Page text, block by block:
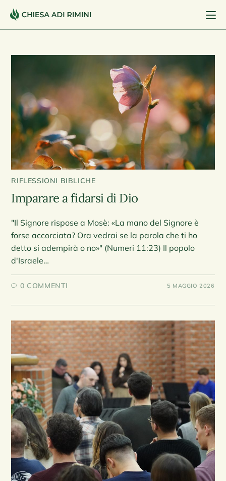
RIFLESSIONI BIBLICHE
Imparare a fidarsi di Dio
"Il Signore rispose a Mosè: «La mano del Signore è
forse accorciata? Ora vedrai se la parola che ti ho
detto si adempirà o no»" (Numeri 11:23) Il popolo
d'Israele…
0 COMMENTI 5 MAGGIO 2026